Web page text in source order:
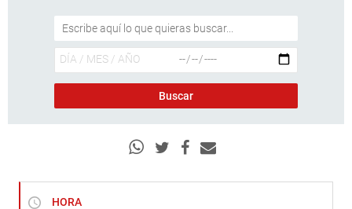
HORA